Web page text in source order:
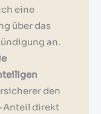
eine
über das
an.
den
Anteil direkt